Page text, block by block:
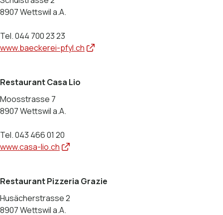
8907 Wettswil a.A.
Tel. 044 700 23 23
www.baeckerei-pfyl.ch
Restaurant Casa Lio
Moosstrasse 7
8907 Wettswil a.A.
Tel. 043 466 01 20
www.casa-lio.ch
Restaurant Pizzeria Grazie
Husächerstrasse 2
8907 Wettswil a.A.